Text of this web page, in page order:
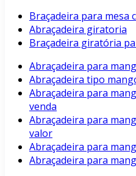
Braçadeira para mesa
Abraçadeira giratoria
Braçadeira giratória
Abraçadeira para
Abraçadeira tipo
Abraçadeira para
venda
Abraçadeira para
valor
Abraçadeira para
Abraçadeira para